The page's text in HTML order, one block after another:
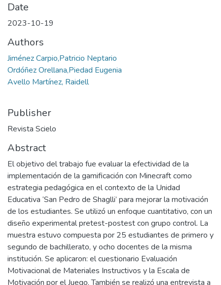
Date
2023-10-19
Authors
Jiménez Carpio,Patricio Neptario
Ordóñez Orellana,Piedad Eugenia
Avello Martínez, Raidell
Publisher
Revista Scielo
Abstract
El objetivo del trabajo fue evaluar la efectividad de la
implementación de la gamificación con Minecraft como
estrategia pedagógica en el contexto de la Unidad
Educativa ‘San Pedro de Shaglli’ para mejorar la motivación
de los estudiantes. Se utilizó un enfoque cuantitativo, con un
diseño experimental pretest-postest con grupo control. La
muestra estuvo compuesta por 25 estudiantes de primero y
segundo de bachillerato, y ocho docentes de la misma
institución. Se aplicaron: el cuestionario Evaluación
Motivacional de Materiales Instructivos y la Escala de
Motivación por el Juego. También se realizó una entrevista a